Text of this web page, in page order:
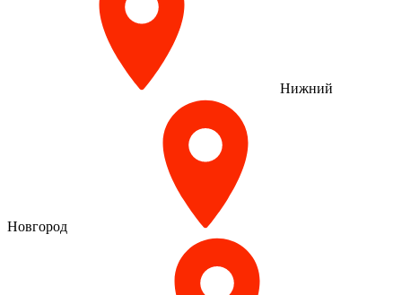
Нижний
Новгород